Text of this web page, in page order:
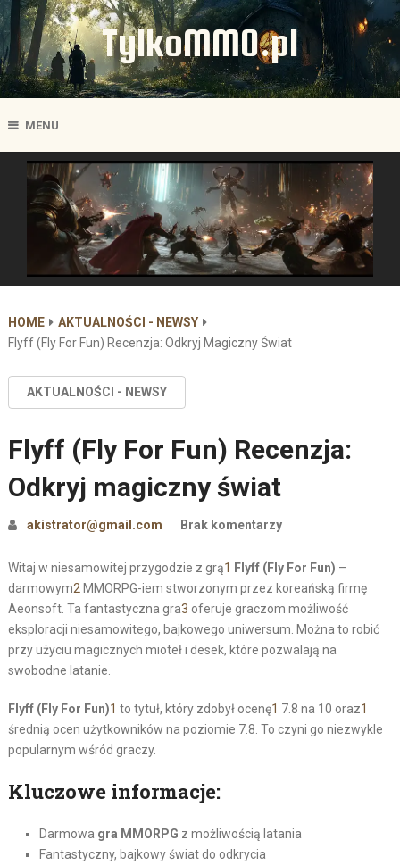
TylkoMMO.pl
MENU
HOME
AKTUALNOŚCI - NEWSY
Flyff (Fly For Fun) Recenzja: Odkryj Magiczny Świat
AKTUALNOŚCI - NEWSY
Flyff (Fly For Fun) Recenzja:
Odkryj magiczny świat
akistrator@gmail.com Brak komentarzy
Witaj w niesamowitej przygodzie z grą1 Flyff (Fly For Fun) –
darmowym2MMORPG-iem stworzonym przez koreańską firmę
Aeonsoft. Ta fantastyczna gra3 oferuje graczom możliwość
eksploracji niesamowitego, bajkowego uniwersum. Można to robić
przy użyciu magicznych mioteł i desek, które pozwalają na
swobodne latanie.
Flyff (Fly For Fun)1 to tytuł, który zdobył ocenę1 7.8 na 10 oraz1
średnią ocen użytkowników na poziomie 7.8. To czyni go niezwykle
popularnym wśród graczy.
Kluczowe informacje:
Darmowa gra MMORPG z możliwością latania
Fantastyczny, bajkowy świat do odkrycia